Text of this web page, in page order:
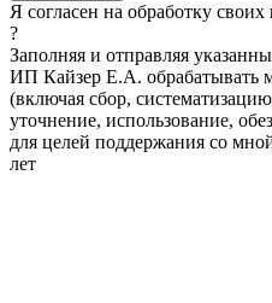
Я согласен на обработку
?
Заполняя и отправляя
ИП Кайзер Е.А. обрабатывать
(включая сбор,
уточнение, использование,
для целей поддержания со
лет